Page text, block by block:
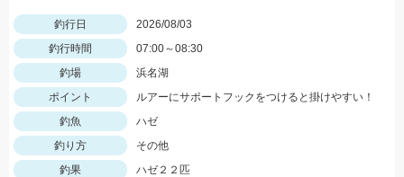
釣行日
2026/08/03
釣行時間
07:00～08:30
釣場
浜名湖
ポイント
ルアーにサポートフックをつけると掛けやすい！
釣魚
ハゼ
釣り方
その他
釣果
ハゼ２２匹